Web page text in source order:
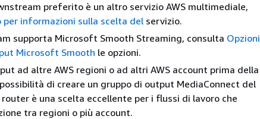
preferito è un altro servizio AWS multimediale,
informazioni sulla scelta del servizio.
supporta Microsoft Smooth Streaming, consulta Opzioni
Microsoft Smooth le opzioni.
ad altre AWS regioni o ad altri AWS account prima della
di creare un gruppo di output MediaConnect del
è una scelta eccellente per i flussi di lavoro che
tra regioni o più account.